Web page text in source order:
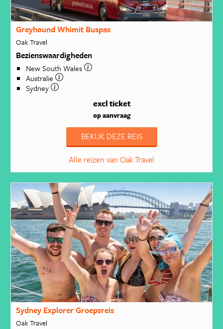
Greyhound Whimit Buspas
Oak Travel
Bezienswaardigheden
New South Wales
Australie
Sydney
excl ticket
op aanvraag
BEKIJK DEZE REIS
Alle reizen van Oak Travel
Sydney Explorer Groepsreis
Oak Travel